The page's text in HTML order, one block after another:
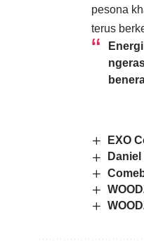
pesona
terus
EXO